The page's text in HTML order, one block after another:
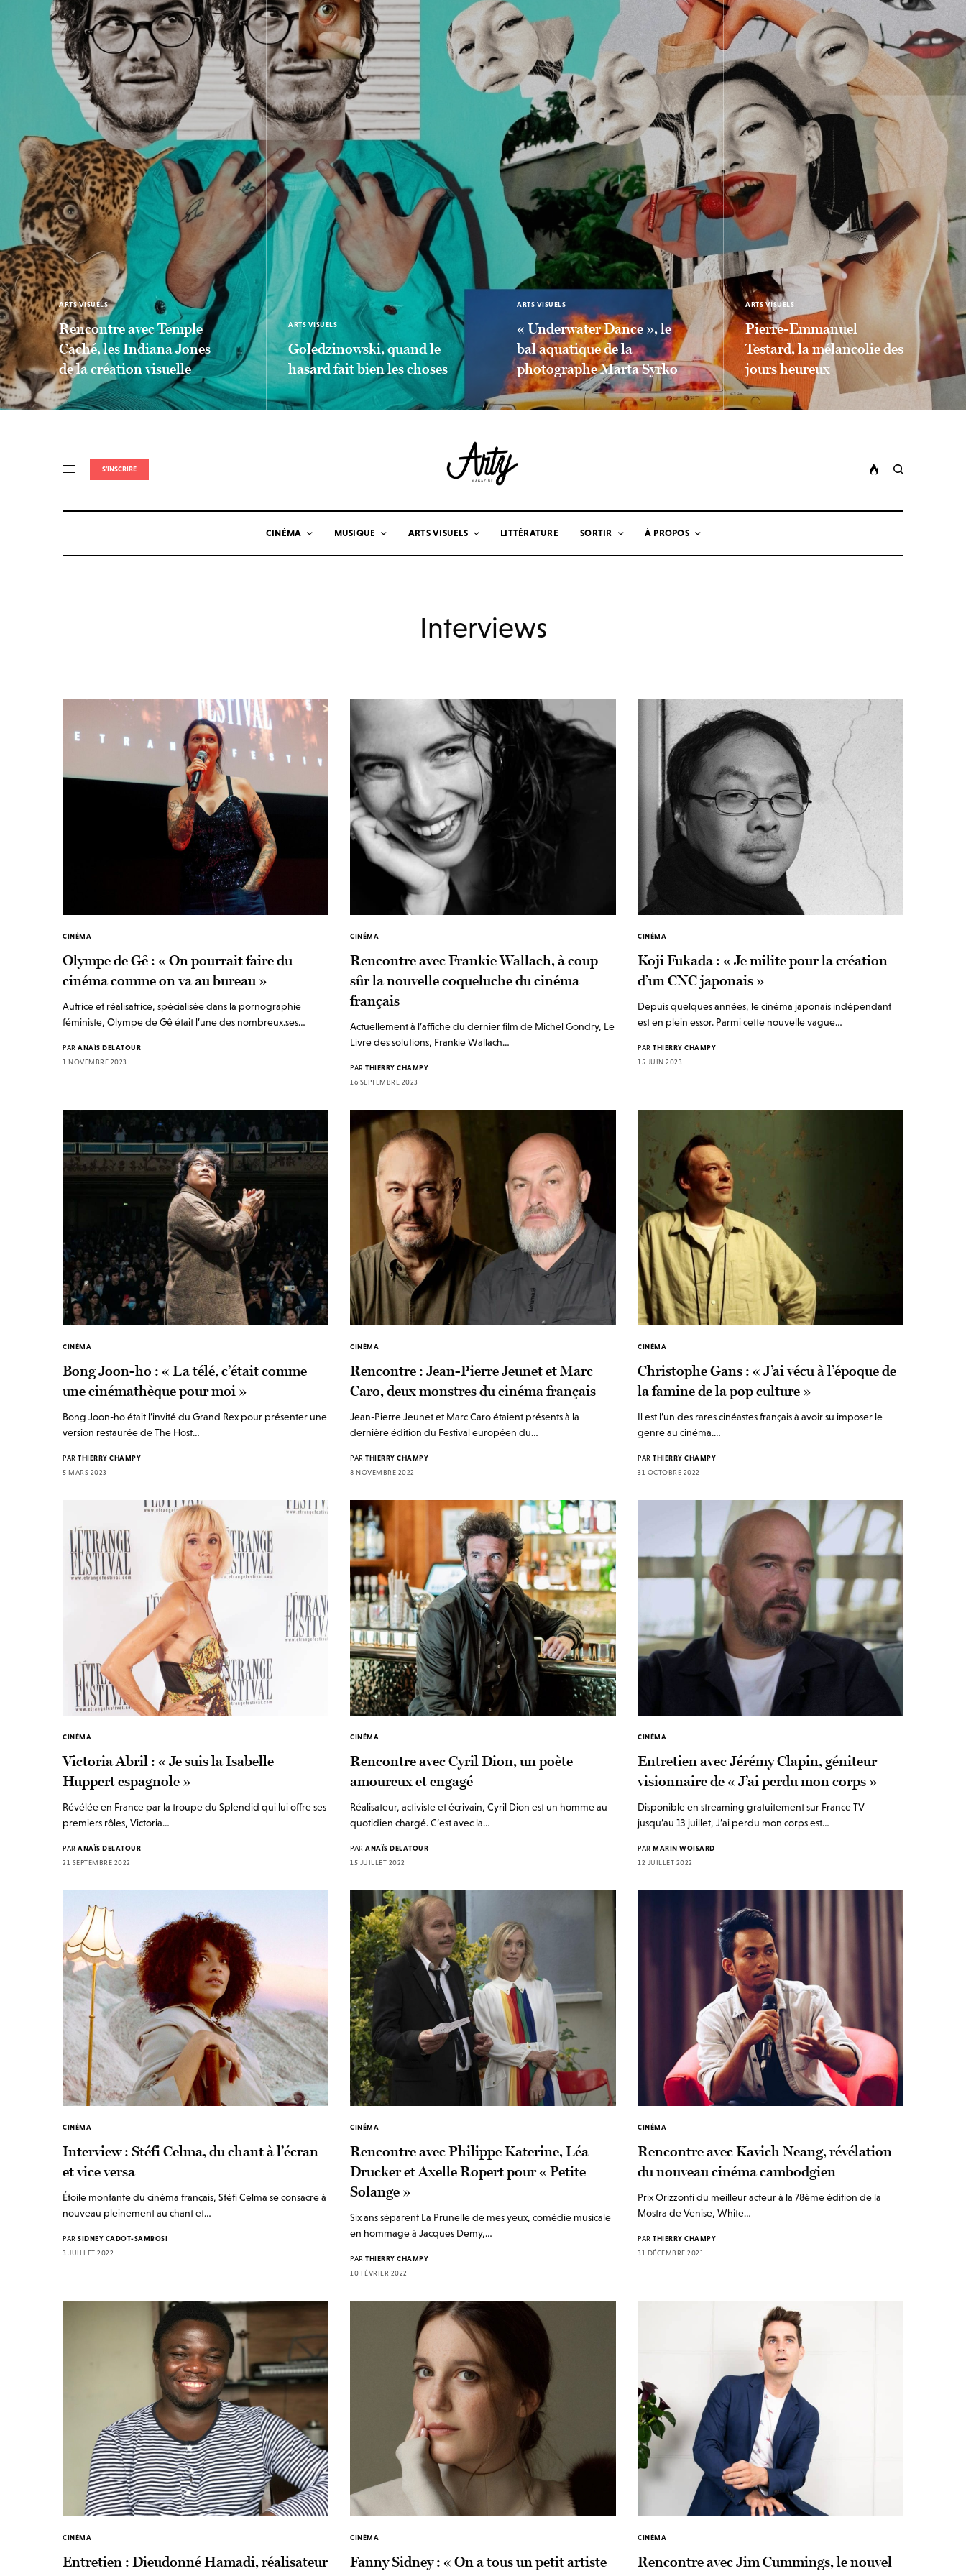
ARTS VISUELS
Rencontre avec Temple
Caché, les Indiana Jones
de la création visuelle
LIEN LIRE LA SUITE
ARTS VISUELS
Goledzinowski, quand le
hasard fait bien les choses
LIEN LIRE LA SUITE
ARTS VISUELS
« Underwater Dance », le
bal aquatique de la
photographe Marta Syrko
LIEN LIRE LA SUITE
ARTS VISUELS
Pierre-Emmanuel
Testard, la mélancolie des
jours heureux
LIEN LIRE LA SUITE
S'INSCRIRE
CINÉMA MUSIQUE ARTS VISUELS LITTÉRATURE SORTIR À PROPOS
Interviews
CINÉMA
Olympe de Gê : « On pourrait faire du
cinéma comme on va au bureau »
Autrice et réalisatrice, spécialisée dans la pornographie
féministe, Olympe de Gê était l’une des nombreux.ses…
PAR ANAÏS DELATOUR
1 NOVEMBRE 2023
CINÉMA
Rencontre avec Frankie Wallach, à coup
sûr la nouvelle coqueluche du cinéma
français
Actuellement à l’affiche du dernier film de Michel Gondry, Le
Livre des solutions, Frankie Wallach…
PAR THIERRY CHAMPY
16 SEPTEMBRE 2023
CINÉMA
Koji Fukada : « Je milite pour la création
d’un CNC japonais »
Depuis quelques années, le cinéma japonais indépendant
est en plein essor. Parmi cette nouvelle vague…
PAR THIERRY CHAMPY
15 JUIN 2023
CINÉMA
Bong Joon-ho : « La télé, c’était comme
une cinémathèque pour moi »
Bong Joon-ho était l’invité du Grand Rex pour présenter une
version restaurée de The Host…
PAR THIERRY CHAMPY
5 MARS 2023
CINÉMA
Rencontre : Jean-Pierre Jeunet et Marc
Caro, deux monstres du cinéma français
Jean-Pierre Jeunet et Marc Caro étaient présents à la
dernière édition du Festival européen du…
PAR THIERRY CHAMPY
8 NOVEMBRE 2022
CINÉMA
Christophe Gans : « J’ai vécu à l’époque de
la famine de la pop culture »
Il est l’un des rares cinéastes français à avoir su imposer le
genre au cinéma.…
PAR THIERRY CHAMPY
31 OCTOBRE 2022
CINÉMA
Victoria Abril : « Je suis la Isabelle
Huppert espagnole »
Révélée en France par la troupe du Splendid qui lui offre ses
premiers rôles, Victoria…
PAR ANAÏS DELATOUR
21 SEPTEMBRE 2022
CINÉMA
Rencontre avec Cyril Dion, un poète
amoureux et engagé
Réalisateur, activiste et écrivain, Cyril Dion est un homme au
quotidien chargé. C’est avec la…
PAR ANAÏS DELATOUR
15 JUILLET 2022
CINÉMA
Entretien avec Jérémy Clapin, géniteur
visionnaire de « J’ai perdu mon corps »
Disponible en streaming gratuitement sur France TV
jusqu’au 13 juillet, J’ai perdu mon corps est…
PAR MARIN WOISARD
12 JUILLET 2022
CINÉMA
Interview : Stéfi Celma, du chant à l’écran
et vice versa
Étoile montante du cinéma français, Stéfi Celma se consacre à
nouveau pleinement au chant et…
PAR SIDNEY CADOT-SAMBOSI
3 JUILLET 2022
CINÉMA
Rencontre avec Philippe Katerine, Léa
Drucker et Axelle Ropert pour « Petite
Solange »
Six ans séparent La Prunelle de mes yeux, comédie musicale
en hommage à Jacques Demy,…
PAR THIERRY CHAMPY
10 FÉVRIER 2022
CINÉMA
Rencontre avec Kavich Neang, révélation
du nouveau cinéma cambodgien
Prix Orizzonti du meilleur acteur à la 78ème édition de la
Mostra de Venise, White…
PAR THIERRY CHAMPY
31 DÉCEMBRE 2021
CINÉMA
Entretien : Dieudonné Hamadi, réalisateur
CINÉMA
Fanny Sidney : « On a tous un petit artiste
CINÉMA
Rencontre avec Jim Cummings, le nouvel